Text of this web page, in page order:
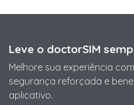
Leve o doctorSIM
Melhore sua experiência
segurança reforçada e
aplicativo.